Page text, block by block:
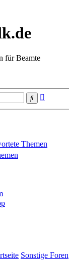
für Beamte
Suche
Themen
Sonstige Foren